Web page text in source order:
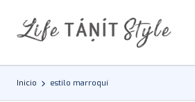
Saltar
Inicio estilo marroquí